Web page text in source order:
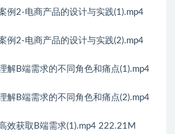
例2-电商产品的设计与实践(1).mp4
例2-电商产品的设计与实践(2).mp4
解B端需求的不同角色和痛点(1).mp4
解B端需求的不同角色和痛点(2).mp4
效获取B端需求(1).mp4 222.21M